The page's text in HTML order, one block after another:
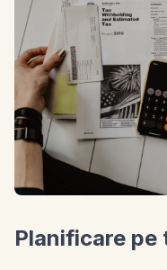
Planificare pe